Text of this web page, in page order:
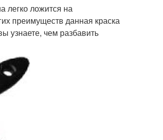
легко ложится на
преимуществ данная краска
узнаете, чем разбавить